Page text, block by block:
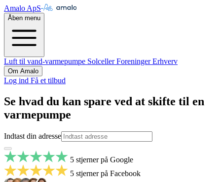
Amalo ApS
Åben menu
Luft til vand-varmepumpe SolcellerForeningerErhverv
Om Amalo
Log ind Få et tilbud
Se hvad du kan spare ved at skifte til en
varmepumpe
Indtast din adresse
5 stjerner på Google
5 stjerner på Facebook